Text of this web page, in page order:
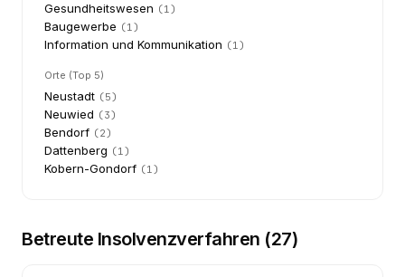
Gesundheitswesen (1)
Baugewerbe (1)
Information und Kommunikation (1)
Orte (Top 5)
Neustadt (5)
Neuwied (3)
Bendorf (2)
Dattenberg (1)
Kobern-Gondorf (1)
Betreute Insolvenzverfahren (27)